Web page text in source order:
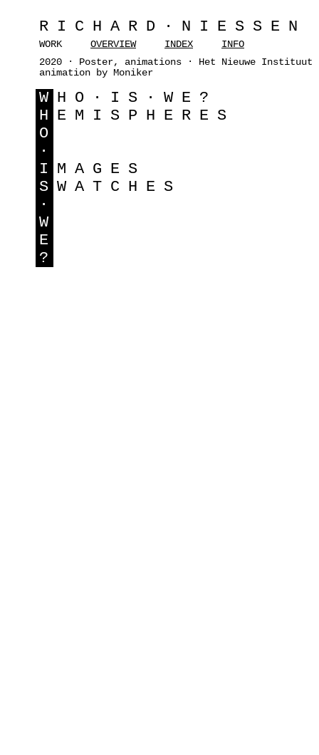
RICHARD·NIESSEN
WORK OVERVIEW INDEX
INFO
2020 · Poster, animations · Het Nieuwe Instituut
animation by Moniker
W HO·IS·WE?
H EMISPHERES
O
·
I MAGES
S WATCHES
·
W
E
?